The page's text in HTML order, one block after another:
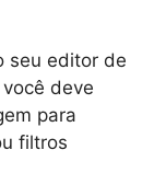
seu editor de
deve
para
filtros